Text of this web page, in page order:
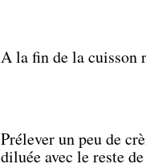
A la fin de la cuisson
Prélever un peu de
diluée avec le reste